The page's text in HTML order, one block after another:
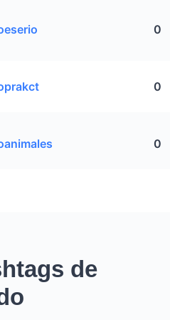
0
0
0
de